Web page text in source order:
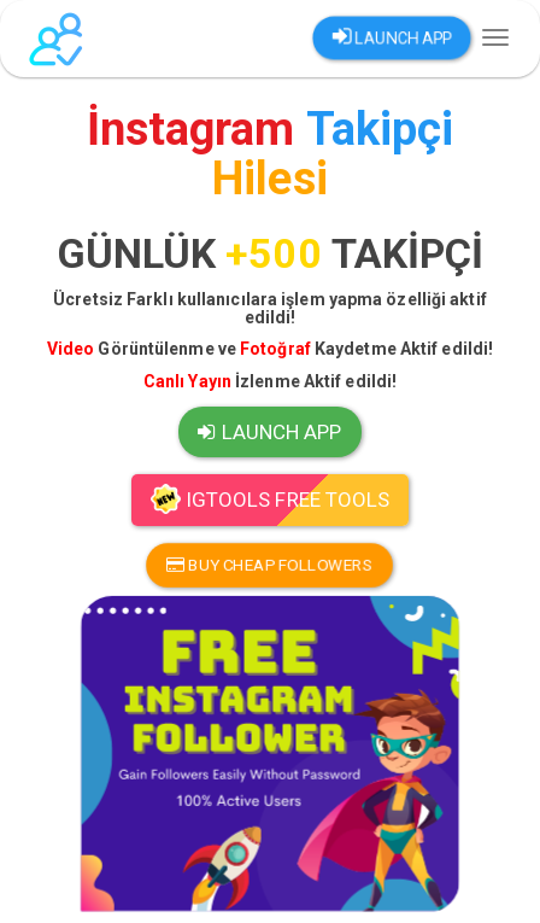
LAUNCH APP
İnstagram Takipçi
Hilesi
GÜNLÜK +500 TAKİPÇİ
Ücretsiz Farklı kullanıcılara işlem yapma özelliği aktif
edildi!
Video Görüntülenme ve Fotoğraf Kaydetme Aktif edildi!
Canlı Yayın İzlenme Aktif edildi!
LAUNCH APP
IGTOOLS FREE TOOLS
BUY CHEAP FOLLOWERS